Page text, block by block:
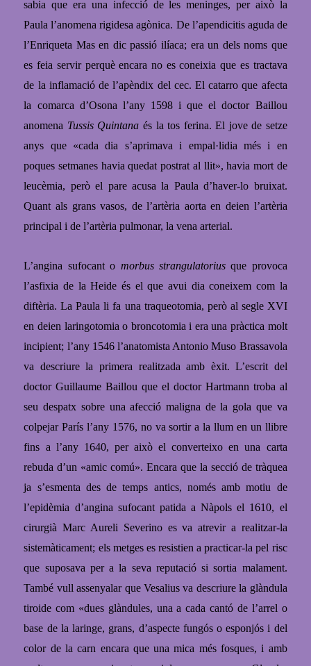
sabia que era una infecció de les meninges, per això la
Paula l’anomena rigidesa agònica. De l’apendicitis aguda de
l’Enriqueta Mas en dic passió ilíaca; era un dels noms que
es feia servir perquè encara no es coneixia que es tractava
de la inflamació de l’apèndix del cec. El catarro que afecta
la comarca d’Osona l’any 1598 i que el doctor Baillou
anomena Tussis Quintana és la tos ferina.El jove de setze
anys que «cada dia s’aprimava i empal·lidia més i en
poques setmanes havia quedat postrat al llit», havia mort de
leucèmia, però el pare acusa la Paulad’haver-lo bruixat.
Quantals grans vasos, de l’artèria aorta en deien l’artèria
principal i de l’artèria pulmonar, la vena arterial.
L’angina sufocant o morbus strangulatoriusque provoca
l’asfixia de la Heide és el que avui dia coneixem com la
diftèria. La Paula li fa una traqueotomia, però al segle XVI
en deien laringotomia o broncotomia i era una pràctica molt
incipient; l’any 1546 l’anatomista Antonio Muso Brassavola
va descriure la primera realitzada amb èxit. L’escrit del
doctor Guillaume Baillou que el doctor Hartmann troba al
seu despatx sobre una afecció maligna de la gola que va
colpejar París l’any 1576, no va sortir a la llum en un llibre
fins a l’any 1640, per això el converteixo en una carta
rebuda d’un «amic comú».Encara que la secció de tràquea
ja s’esmenta des de temps antics, només amb motiu de
l’epidèmia d’angina sufocant patida a Nàpols el 1610, el
cirurgià Marc Aureli Severino es va atrevir a realitzar-la
sistemàticament; els metges es resistien a practicar-la pel risc
que suposava per a la seva reputació si sortia malament.
També vull assenyalar que Vesalius va descriure la glàndula
tiroide com «dues glàndules, una a cada cantó de l’arrel o
base de la laringe, grans, d’aspecte fungós o esponjós i del
color de la carn encara que una mica més fosques, i amb